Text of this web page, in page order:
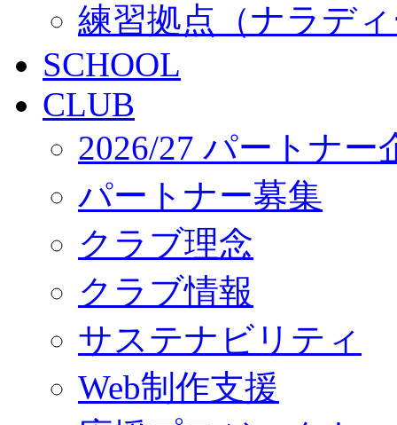
練習拠点（ナラデ
SCHOOL
CLUB
2026/27 パートナー
パートナー募集
クラブ理念
クラブ情報
サステナビリティ
Web制作支援